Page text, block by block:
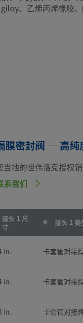
、乙烯丙烯橡胶
膜密封阀 — 高纯
当地的世伟洛克授权
系我们
接头 1 尺
寸
接头 1 类
in. 卡套管对接
in. 卡套管对接
in. 卡套管对接